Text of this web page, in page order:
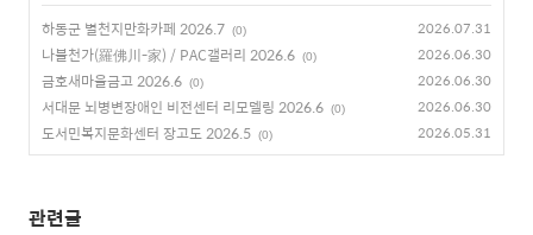
하동군 별천지만화카페 2026.7 (0) 2026.07.31
나불천가(羅佛川-家) / PAC갤러리 2026.6 (0) 2026.06.30
금호새마을금고 2026.6 (0) 2026.06.30
서대문 뇌병변장애인 비전센터 리모델링 2026.6 (0) 2026.06.30
도서민복지문화센터 장고도 2026.5 (0) 2026.05.31
관련글